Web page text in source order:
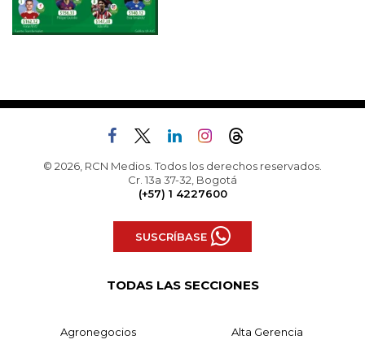
© 2026, RCN Medios. Todos los derechos reservados.
Cr. 13a 37-32, Bogotá
(+57) 1 4227600
SUSCRÍBASE
TODAS LAS SECCIONES
Agronegocios Alta Gerencia